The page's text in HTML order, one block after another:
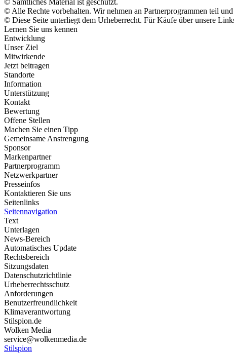
© Sämtliches Material ist geschützt.
© Alle Rechte vorbehalten. Wir nehmen an Partnerprogrammen teil
© Diese Seite unterliegt dem Urheberrecht. Für Käufe über unsere
Lernen Sie uns kennen
Entwicklung
Unser Ziel
Mitwirkende
Jetzt beitragen
Standorte
Information
Unterstützung
Kontakt
Bewertung
Offene Stellen
Machen Sie einen Tipp
Gemeinsame Anstrengung
Sponsor
Markenpartner
Partnerprogramm
Netzwerkpartner
Presseinfos
Kontaktieren Sie uns
Seitenlinks
Seitennavigation
Text
Unterlagen
News-Bereich
Automatisches Update
Rechtsbereich
Sitzungsdaten
Datenschutzrichtlinie
Urheberrechtsschutz
Anforderungen
Benutzerfreundlichkeit
Klimaverantwortung
Stilspion.de
Wolken Media
service@wolkenmedia.de
Stilspion